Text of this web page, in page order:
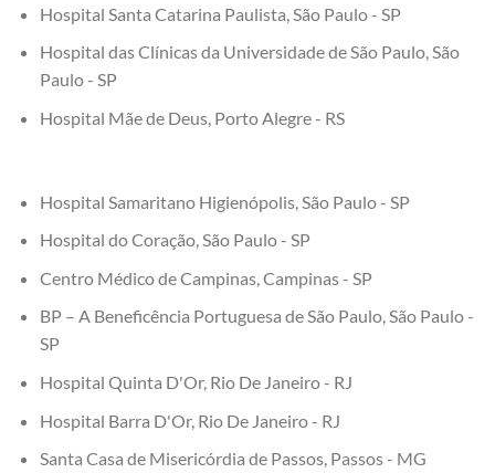
Hospital Santa Catarina Paulista, São Paulo - SP
Hospital das Clínicas da Universidade de São Paulo, São
Paulo - SP
Hospital Mãe de Deus, Porto Alegre - RS
Hospital Samaritano Higienópolis, São Paulo - SP
Hospital do Coração, São Paulo - SP
Centro Médico de Campinas, Campinas - SP
BP – A Beneficência Portuguesa de São Paulo, São Paulo -
SP
Hospital Quinta D'Or, Rio De Janeiro - RJ
Hospital Barra D'Or, Rio De Janeiro - RJ
Santa Casa de Misericórdia de Passos, Passos - MG